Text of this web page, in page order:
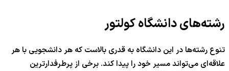
رشته‌های دانشگاه کولتور
تنوع رشته‌ها در این دانشگاه به قدری بالاست که هر دانشجویی با هر
علاقه‌ای می‌تواند مسیر خود را پیدا کند. برخی از پرطرفدارترین